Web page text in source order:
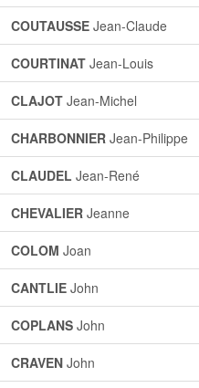
COUTAUSSE Jean-Claude
COURTINAT Jean-Louis
CLAJOT Jean-Michel
CHARBONNIER Jean-Philippe
CLAUDEL Jean-René
CHEVALIER Jeanne
COLOM Joan
CANTLIE John
COPLANS John
CRAVEN John